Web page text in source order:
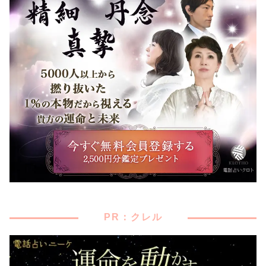
PR：クレル